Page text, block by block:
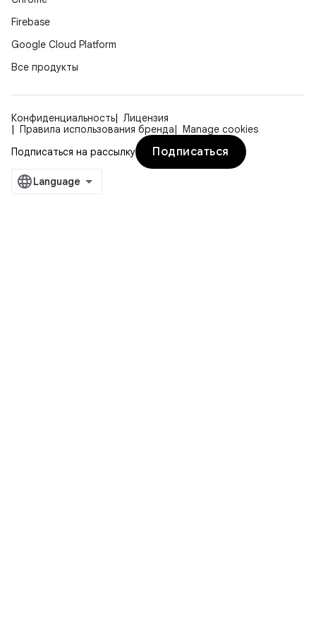
Firebase
Google Cloud Platform
Все продукты
Конфиденциальность
Лицензия
Правила использования бренда
Manage cookies
Подписаться на рассылку
Подписаться